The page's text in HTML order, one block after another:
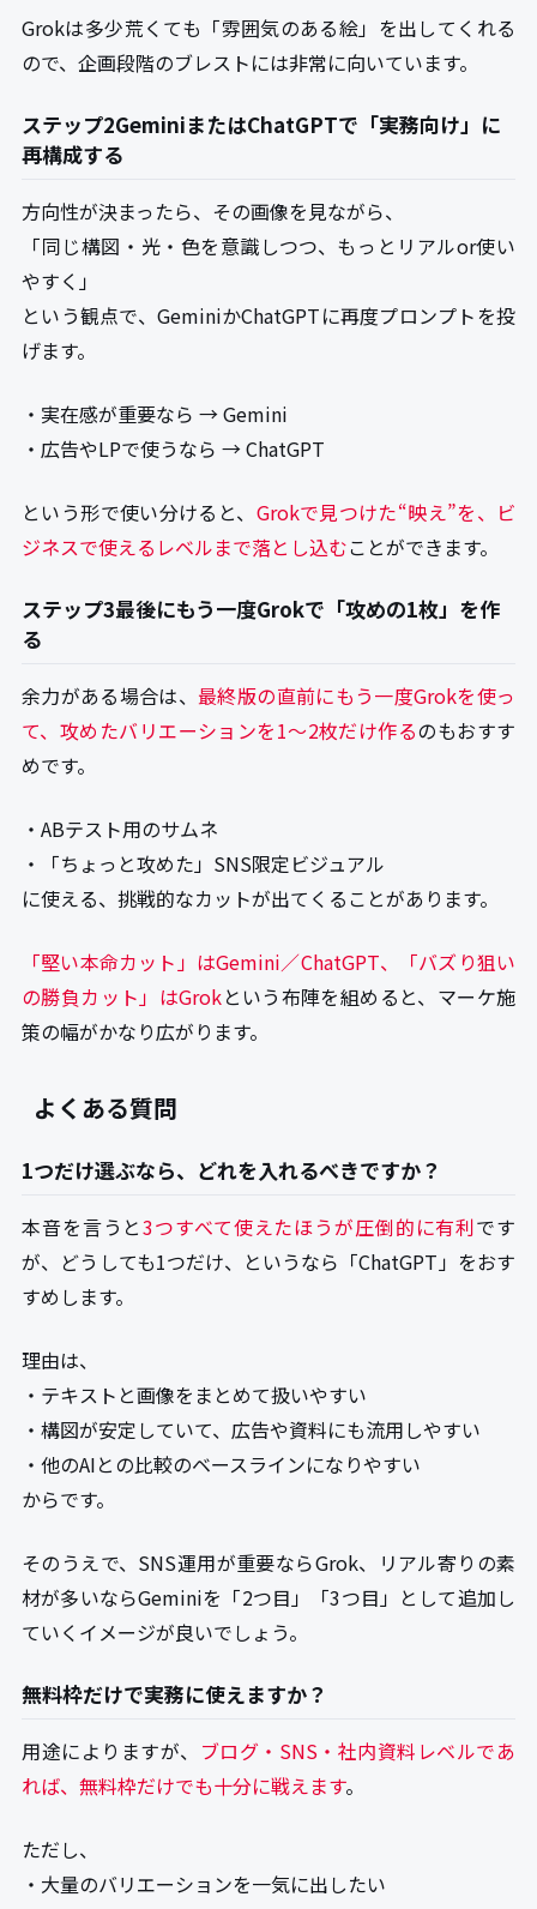
Grokは多少荒くても「雰囲気のある絵」を出してくれる
ので、企画段階のブレストには非常に向いています。
ステップ2GeminiまたはChatGPTで「実務向け」に
再構成する
方向性が決まったら、その画像を見ながら、
「同じ構図・光・色を意識しつつ、もっとリアルor使い
やすく」
という観点で、GeminiかChatGPTに再度プロンプトを投
げます。
・実在感が重要なら → Gemini
・広告やLPで使うなら → ChatGPT
という形で使い分けると、 Grokで見つけた“映え”を、ビ
ジネスで使えるレベルまで落とし込むことができます。
ステップ3最後にもう一度Grokで「攻めの1枚」を作
る
余力がある場合は、 最終版の直前にもう一度Grokを使っ
て、攻めたバリエーションを1〜2枚だけ作るのもおすす
めです。
・ABテスト用のサムネ
・「ちょっと攻めた」SNS限定ビジュアル
に使える、挑戦的なカットが出てくることがあります。
「堅い本命カット」はGemini／ChatGPT、「バズり狙い
の勝負カット」はGrokという布陣を組めると、マーケ施
策の幅がかなり広がります。
よくある質問
1つだけ選ぶなら、どれを入れるべきですか？
本音を言うと3つすべて使えたほうが圧倒的に有利です
が、どうしても1つだけ、というなら「ChatGPT」をおす
すめします。
理由は、
・テキストと画像をまとめて扱いやすい
・構図が安定していて、広告や資料にも流用しやすい
・他のAIとの比較のベースラインになりやすい
からです。
そのうえで、SNS運用が重要ならGrok、リアル寄りの素
材が多いならGeminiを「2つ目」「3つ目」として追加し
ていくイメージが良いでしょう。
無料枠だけで実務に使えますか？
用途によりますが、 ブログ・SNS・社内資料レベルであ
れば、無料枠だけでも十分に戦えます。
ただし、
・大量のバリエーションを一気に出したい